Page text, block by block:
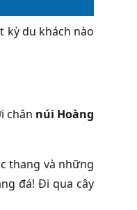
kỳ du khách nào
chân núi Hoàng
thang và những
đá! Đi qua cây